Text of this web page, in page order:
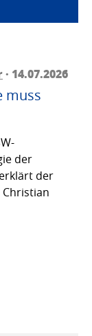
· 14.07.2026
muss
der
der